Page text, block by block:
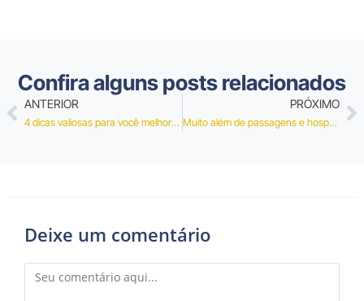
Confira alguns posts relacionados
ANTERIOR
4 dicas valiosas para você melhorar a organização das suas viagens corporativas
PRÓXIMO
Muito além de passagens e hospedagens, saiba como alugar um carro com a Kontrip
Deixe um comentário